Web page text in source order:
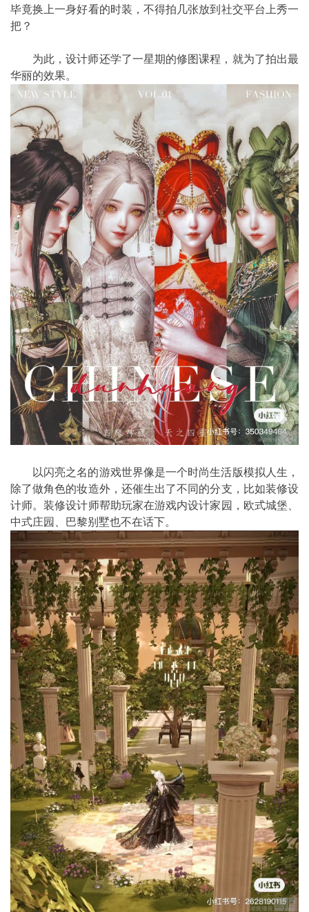
毕竟换上一身好看的时装，不得拍几张放到社交平台上秀一
把？
为此，设计师还学了一星期的修图课程，就为了拍出最
华丽的效果。
以闪亮之名的游戏世界像是一个时尚生活版模拟人生，
除了做角色的妆造外，还催生出了不同的分支，比如装修设
计师。装修设计师帮助玩家在游戏内设计家园，欧式城堡、
中式庄园、巴黎别墅也不在话下。